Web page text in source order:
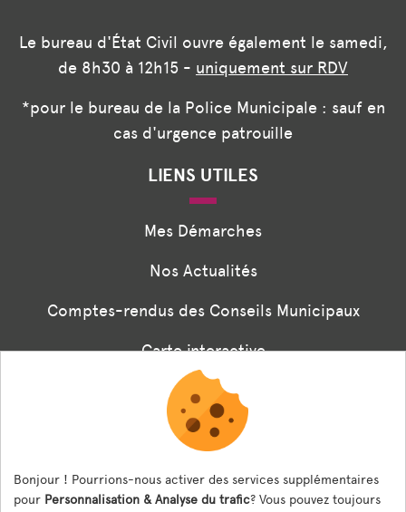
Le bureau d'État Civil ouvre également le samedi,
de 8h30 à 12h15 - uniquement sur RDV
*pour le bureau de la Police Municipale : sauf en
cas d'urgence patrouille
LIENS UTILES
Mes Démarches
Nos Actualités
Comptes-rendus des Conseils Municipaux
Carte interactive
Associations
Formulaire panneaux digitaux
Bonjour ! Pourrions-nous activer des services supplémentaires
pour Personnalisation & Analyse du trafic? Vous pouvez toujours